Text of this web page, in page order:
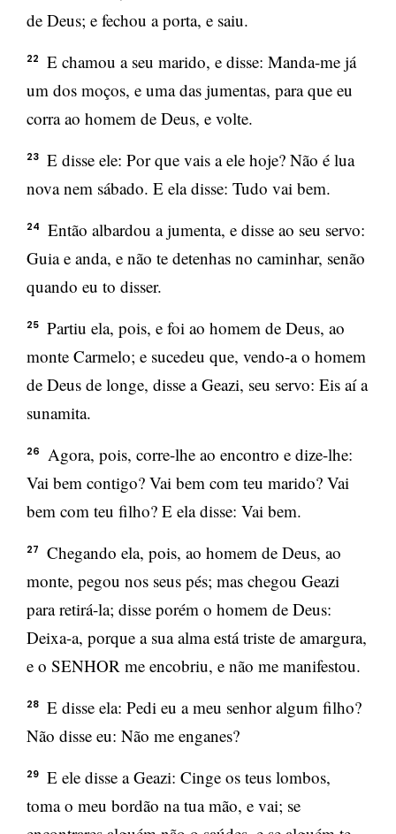
de Deus; e fechou a porta, e saiu.
22
E chamou a seu marido, e disse: Manda-me já
um dos moços, e uma das jumentas, para que eu
corra ao homem de Deus, e volte.
23
E disse ele: Por que vais a ele hoje? Não é lua
nova nem sábado. E ela disse: Tudo vai bem.
24
Então albardou a jumenta, e disse ao seu servo:
Guia e anda, e não te detenhas no caminhar, senão
quando eu to disser.
25
Partiu ela, pois, e foi ao homem de Deus, ao
monte Carmelo; e sucedeu que, vendo-a o homem
de Deus de longe, disse a Geazi, seu servo: Eis aí a
sunamita.
26
Agora, pois, corre-lhe ao encontro e dize-lhe:
Vai bem contigo? Vai bem com teu marido? Vai
bem com teu filho? E ela disse: Vai bem.
27
Chegando ela, pois, ao homem de Deus, ao
monte, pegou nos seus pés; mas chegou Geazi
para retirá-la; disse porém o homem de Deus:
Deixa-a, porque a sua alma está triste de amargura,
e o SENHOR me encobriu, e não me manifestou.
28
E disse ela: Pedi eu a meu senhor algum filho?
Não disse eu: Não me enganes?
29
E ele disse a Geazi: Cinge os teus lombos,
toma o meu bordão na tua mão, e vai; se